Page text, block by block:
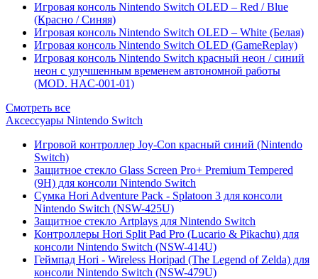
Игровая консоль Nintendo Switch OLED – Red / Blue
(Красно / Синяя)
Игровая консоль Nintendo Switch OLED – White (Белая)
Игровая консоль Nintendo Switch OLED (GameReplay)
Игровая консоль Nintendo Switch красный неон / синий
неон с улучшенным временем автономной работы
(MOD. HAC-001-01)
Смотреть все
Аксессуары Nintendo Switch
Игровой контроллер Joy-Con красный синий (Nintendo
Switch)
Защитное стекло Glass Screen Pro+ Premium Tempered
(9H) для консоли Nintendo Switch
Сумка Hori Adventure Pack - Splatoon 3 для консоли
Nintendo Switch (NSW-425U)
Защитное стекло Artplays для Nintendo Switch
Контроллеры Hori Split Pad Pro (Lucario & Pikachu) для
консоли Nintendo Switch (NSW-414U)
Геймпад Hori - Wireless Horipad (The Legend of Zelda) для
консоли Nintendo Switch (NSW-479U)